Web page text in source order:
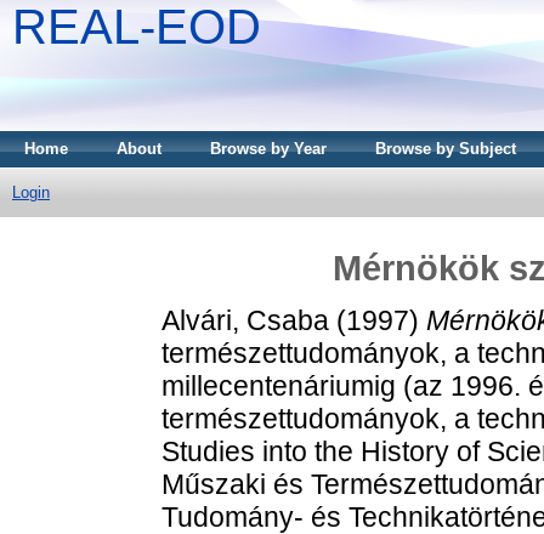
REAL-EOD
Home About Browse by Year Browse by Subject
Login
Mérnökök
Alvári, Csaba (1997)
természettudományok, a
millecentenáriumig (az 1996.
természettudományok, a
Studies into the History of
Műszaki és
Tudomány- és